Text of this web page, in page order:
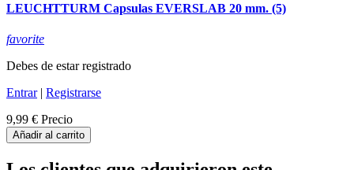
LEUCHTTURM Capsulas EVERSLAB 20 mm. (5)
favorite
Debes de estar registrado
Entrar| Registrarse
9,99 € Precio
Añadir al carrito